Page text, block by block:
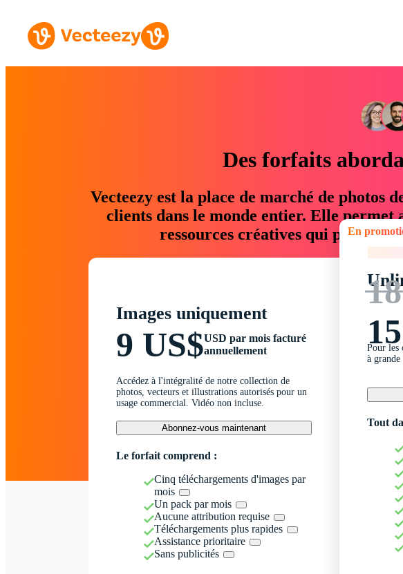
Des forfaits
Vecteezy est la place de marché de photos
clients dans le monde entier. Elle permet
ressources créatives qui
Images uniquement
9 US$USD par mois facturé
annuellement
Accédez à l'intégralité de notre collection de
photos, vecteurs et illustrations autorisés pour un
usage commercial. Vidéo non incluse.
Abonnez-vous maintenant
Le forfait comprend :
Cinq téléchargements d'images par
mois
Un pack par mois
Aucune attribution requise
Téléchargements plus rapides
Assistance prioritaire
Sans publicités
En promotion
Pour les
à
Tout